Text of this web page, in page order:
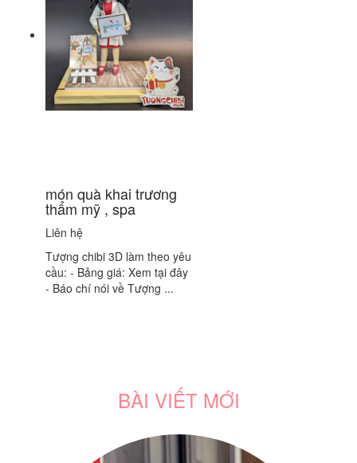
món quà khai trương
thẩm mỹ , spa
Liên hệ
Tượng chibi 3D làm theo yêu
cầu: - Bảng giá: Xem tại đây
- Báo chí nói về Tượng ...
BÀI VIẾT MỚI